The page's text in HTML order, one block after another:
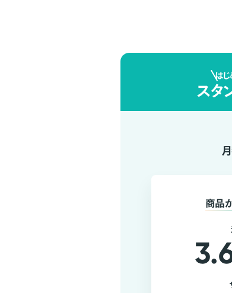
は
スタ
商品